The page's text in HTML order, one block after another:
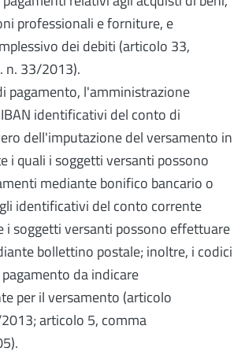
professionali e forniture, e
dei debiti (articolo 33,
n. 33/2013).
pagamento, l'amministrazione
identificativi del conto di
dell'imputazione del versamento in
i quali i soggetti versanti possono
mediante bonifico bancario o
identificativi del conto corrente
i soggetti versanti possono effettuare
bollettino postale; inoltre, i codici
da indicare
per il versamento (articolo
articolo 5, comma